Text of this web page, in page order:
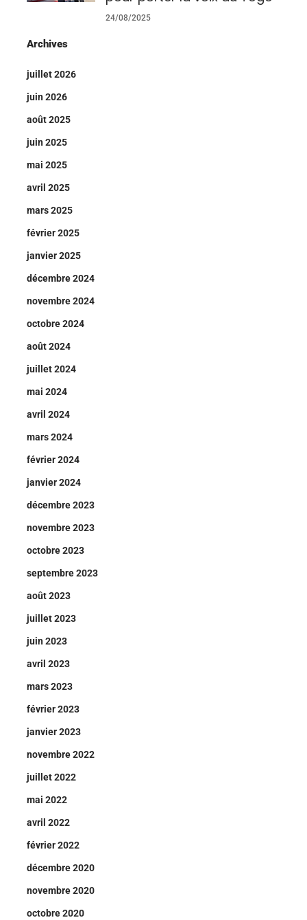
24/08/2025
Archives
juillet 2026
juin 2026
août 2025
juin 2025
mai 2025
avril 2025
mars 2025
février 2025
janvier 2025
décembre 2024
novembre 2024
octobre 2024
août 2024
juillet 2024
mai 2024
avril 2024
mars 2024
février 2024
janvier 2024
décembre 2023
novembre 2023
octobre 2023
septembre 2023
août 2023
juillet 2023
juin 2023
avril 2023
mars 2023
février 2023
janvier 2023
novembre 2022
juillet 2022
mai 2022
avril 2022
février 2022
décembre 2020
novembre 2020
octobre 2020